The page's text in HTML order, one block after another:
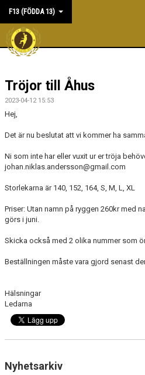
F13 (FÖDDA 13)
HEM
NYHETER
KALENDER
MATCHER
TRUPPEN
DOKUMENT
KONTAKT
Tröjor till Åhus
2023-04-12 15:53
Hej,
Det är nu beslutat att vi kommer ha
Ni som inte har eller vuxit ur er tröja
johan.niklas.andersson@gmail.com
Storlekarna är 140, 152, 164, S, M, L, XL
Priser: Utan namn på ryggen 260kr med
görs i juni.
Skicka också med 2 olika nummer som
Beställningen måste vara gjord senast
Hälsningar
Ledarna
Nyhetsarkiv